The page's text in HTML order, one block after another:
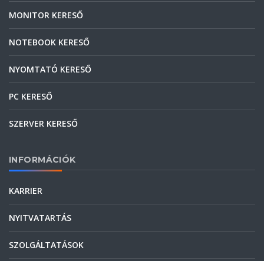
MONITOR KERESŐ
NOTEBOOK KERESŐ
NYOMTATÓ KERESŐ
PC KERESŐ
SZERVER KERESŐ
INFORMÁCIÓK
KARRIER
NYITVATARTÁS
SZOLGÁLTATÁSOK